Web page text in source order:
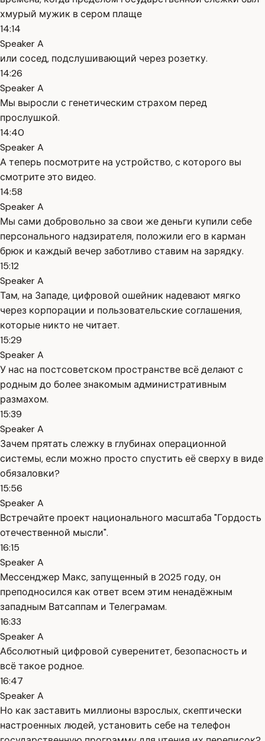
хмурый мужик в сером плаще
14:14
Speaker A
или сосед, подслушивающий через розетку.
14:26
Speaker A
Мы выросли с генетическим страхом перед
прослушкой.
14:40
Speaker A
А теперь посмотрите на устройство, с которого вы
смотрите это видео.
14:58
Speaker A
Мы сами добровольно за свои же деньги купили себе
персонального надзирателя, положили его в карман
брюк и каждый вечер заботливо ставим на зарядку.
15:12
Speaker A
Там, на Западе, цифровой ошейник надевают мягко
через корпорации и пользовательские соглашения,
которые никто не читает.
15:29
Speaker A
У нас на постсоветском пространстве всё делают с
родным до более знакомым административным
размахом.
15:39
Speaker A
Зачем прятать слежку в глубинах операционной
системы, если можно просто спустить её сверху в виде
обязаловки?
15:56
Speaker A
Встречайте проект национального масштаба "Гордость
отечественной мысли".
16:15
Speaker A
Мессенджер Макс, запущенный в 2025 году, он
преподносился как ответ всем этим ненадёжным
западным Ватсаппам и Телеграмам.
16:33
Speaker A
Абсолютный цифровой суверенитет, безопасность и
всё такое родное.
16:47
Speaker A
Но как заставить миллионы взрослых, скептически
настроенных людей, установить себе на телефон